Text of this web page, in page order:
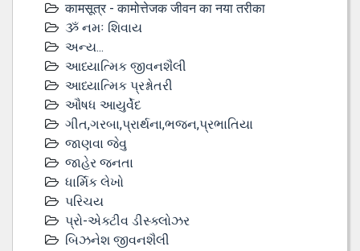
कामसूत्र - कामोत्तेजक जीवन का नया तरीका
ૐ નમઃ શિવાય
અન્ય...
આધ્યાત્મિક જીવનશૈલી
આધ્યાત્મિક પ્રશ્નોતરી
ઔષધ આયુર્વેદ
ગીત,ગરબા,પ્રાર્થના,ભજન,પ્રભાતિયા
જાણવા જેવુ
જાહેર જનતા
ધાર્મિક લેખો
પરિચય
પ્રો-એક્ટીવ ડીસ્‍ક્લોઝર
બિઝનેશ જીવનશૈલી